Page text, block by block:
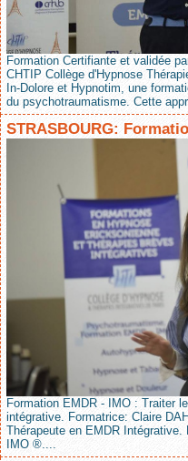
Formation Certifiante et validée
CHTIP Collège d'Hypnose
In-Dolore et Hypnotim, une
du psychotraumatisme. Cette
STRASBOURG:
Formation EMDR - IMO : Traiter
intégrative. Formatrice: Claire
Thérapeute en EMDR
IMO ®....